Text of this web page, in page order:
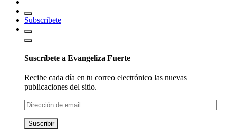
Subscribete
Suscríbete a Evangeliza Fuerte
Recibe cada día en tu correo electrónico las nuevas
publicaciones del sitio.
Dirección
de
email
Suscribir